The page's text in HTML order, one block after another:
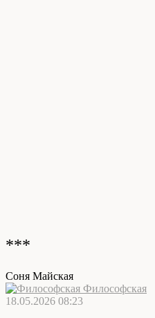
***
Соня Майская
Философская
18.05.2026 08:23